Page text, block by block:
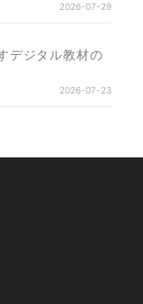
2026-07-29
デジタル教材の
2026-07-23